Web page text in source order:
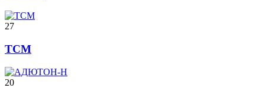
27
ТСМ
20